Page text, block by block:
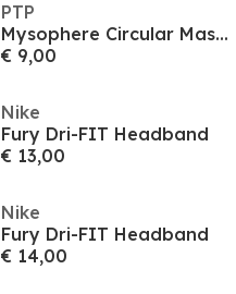
PTP
Mysophere Circular Massager
€ 9,00
Nike
Fury Dri-FIT Headband
€ 13,00
Nike
Fury Dri-FIT Headband
€ 14,00